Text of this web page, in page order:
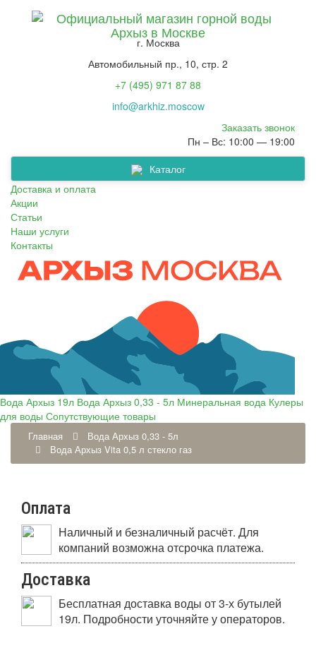
г. Москва
Автомобильный пр., 10, стр. 2
+7 (495) 971 87 88
info@arkhiz.moscow
Заказать звонок
Пн – Вс: 10:00 — 19:00
Каталог
Вода Архыз 19л
Вода Архыз 0,33 - 5л
Минеральная вода
Кулеры для воды
Сопутствующие товары
Доставка и оплата
Акции
Статьи
Наши услуги
Контакты
Вода Архыз 19л Вода Архыз 0,33 - 5л Минеральная вода Кулеры
для воды Сопутствующие товары
Главная
Вода Архыз 0,33 - 5л
Вода Архыз Vita 0,5 л стекло газ
Оплата
Наличный и безналичный расчёт. Для
компаний возможна отсрочка платежа.
Доставка
Бесплатная доставка воды от 3-х бутылей
19л. Подробности уточняйте у операторов.